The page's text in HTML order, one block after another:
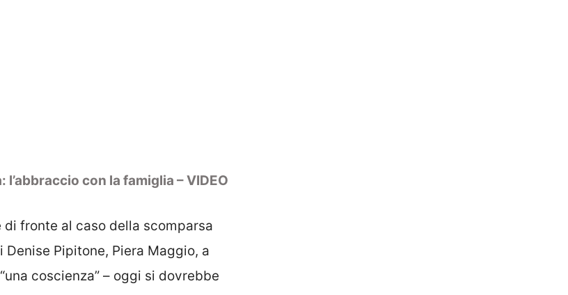
con la famiglia – VIDEO
di fronte al caso della scomparsa
Pipitone, Piera Maggio, a
coscienza” – oggi si dovrebbe